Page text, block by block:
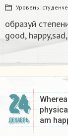
Уровень:
образуй
good,
24
ДЕКАБРЬ
am